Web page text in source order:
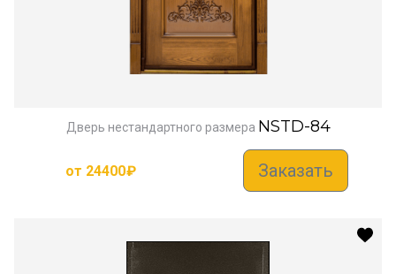
Дверь нестандартного размера NSTD-84
от 24400₽ Заказать